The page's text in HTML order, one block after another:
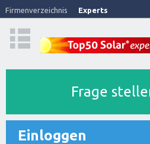
Firmenverzeichnis Experts
Frage
Einloggen